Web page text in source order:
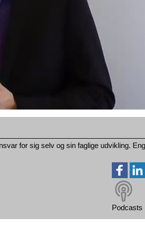
for sig selv og sin faglige udvikling.
Podcasts